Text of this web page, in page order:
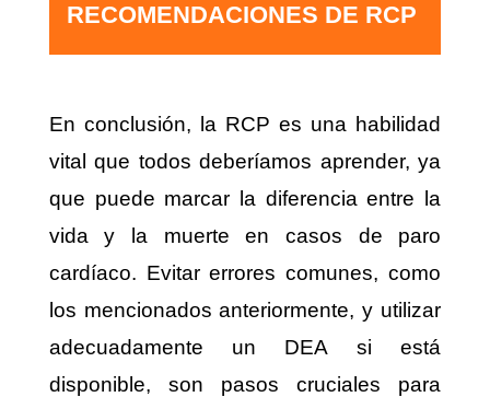
RECOMENDACIONES DE RCP
En conclusión, la RCP es una habilidad
vital que todos deberíamos aprender, ya
que puede marcar la diferencia entre la
vida y la muerte en casos de paro
cardíaco. Evitar errores comunes, como
los mencionados anteriormente, y utilizar
adecuadamente un DEA si está
disponible, son pasos cruciales para